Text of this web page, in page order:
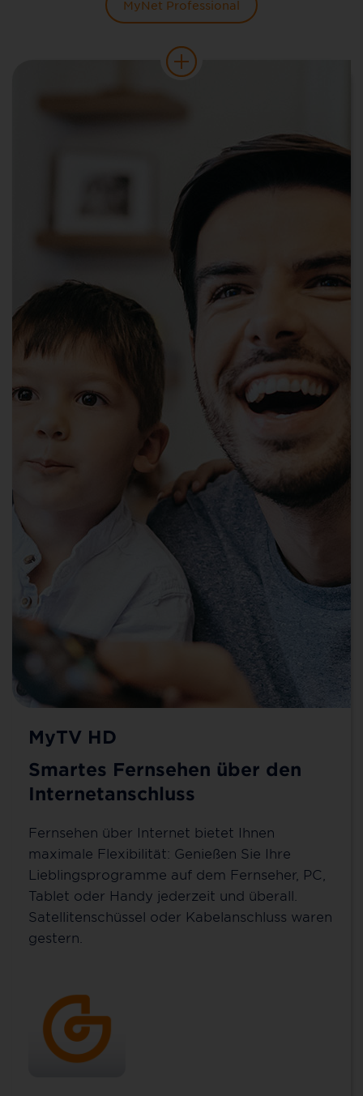
MyNet Professional
MyTV HD
Smartes Fernsehen über den
Internetanschluss
Fernsehen über Internet bietet Ihnen
maximale Flexibilität: Genießen Sie Ihre
Lieblingsprogramme auf dem Fernseher, PC,
Tablet oder Handy jederzeit und überall.
Satellitenschüssel oder Kabelanschluss waren
gestern.